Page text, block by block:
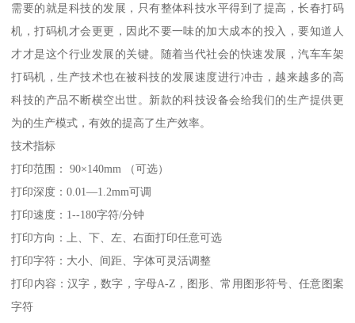
需要的就是科技的发展，只有整体科技水平得到了提高，长春打码
机，打码机才会更更，因此不要一味的加大成本的投入，要知道人
才才是这个行业发展的关键。随着当代社会的快速发展，汽车车架
打码机，生产技术也在被科技的发展速度进行冲击，越来越多的高
科技的产品不断横空出世。新款的科技设备会给我们的生产提供更
为的生产模式，有效的提高了生产效率。
技术指标
打印范围： 90×140mm （可选）
打印深度：0.01—1.2mm可调
打印速度：1--180字符/分钟
打印方向：上、下、左、右面打印任意可选
打印字符：大小、间距、字体可灵活调整
打印内容：汉字，数字，字母A-Z，图形、常用图形符号、任意图案
字符